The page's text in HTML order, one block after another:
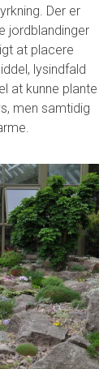
Der er
jordblandinger
at placere
lysindfald
at kunne plante
men samtidig